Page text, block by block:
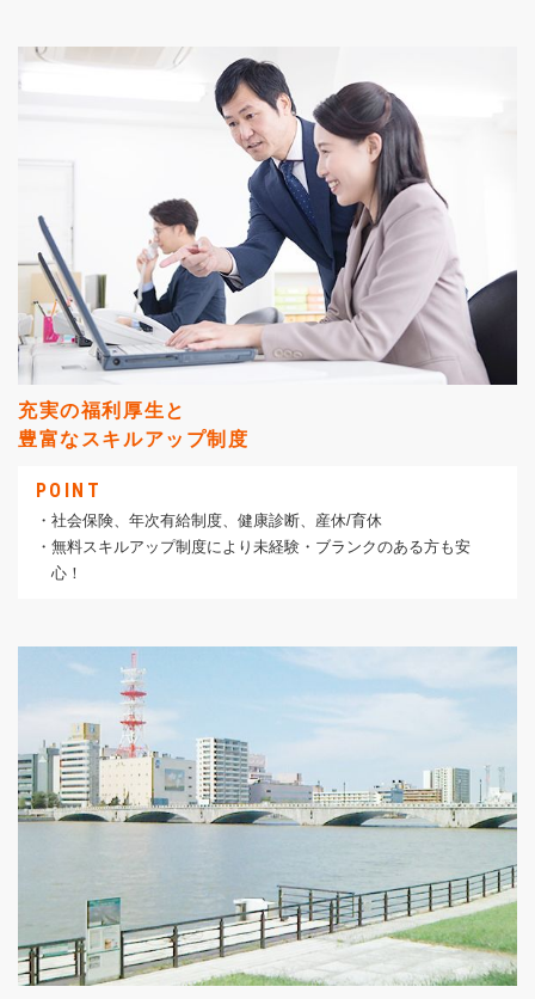
充実の福利厚生と
豊富なスキルアップ制度
POINT
・社会保険、年次有給制度、健康診断、産休/育休
・無料スキルアップ制度により未経験・ブランクのある方も安
心！